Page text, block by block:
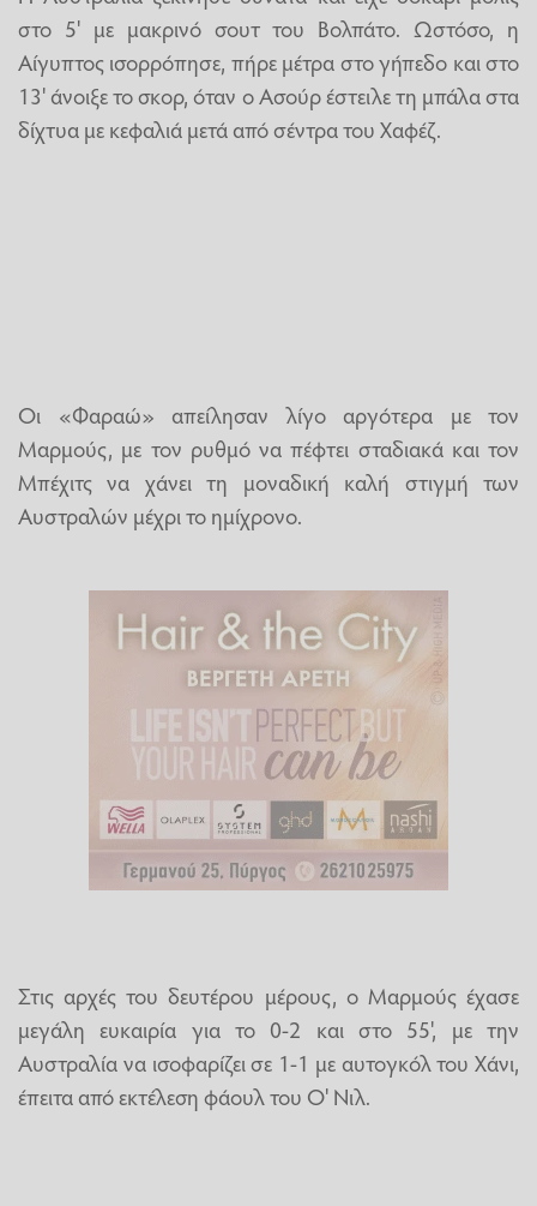
στο 5' με μακρινό σουτ του Βολπάτο. Ωστόσο, η
Αίγυπτος ισορρόπησε, πήρε μέτρα στο γήπεδο και στο
13' άνοιξε το σκορ, όταν ο Ασούρ έστειλε τη μπάλα στα
δίχτυα με κεφαλιά μετά από σέντρα του Χαφέζ.
Οι «Φαραώ» απείλησαν λίγο αργότερα με τον
Μαρμούς, με τον ρυθμό να πέφτει σταδιακά και τον
Μπέχιτς να χάνει τη μοναδική καλή στιγμή των
Αυστραλών μέχρι το ημίχρονο.
Στις αρχές του δευτέρου μέρους, ο Μαρμούς έχασε
μεγάλη ευκαιρία για το 0-2 και στο 55', με την
Αυστραλία να ισοφαρίζει σε 1-1 με αυτογκόλ του Χάνι,
έπειτα από εκτέλεση φάουλ του Ο' Νιλ.